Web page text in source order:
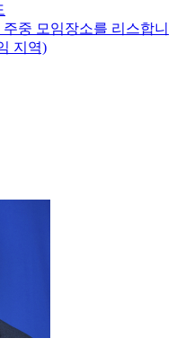
중 모임장소를 리스합니
지역)